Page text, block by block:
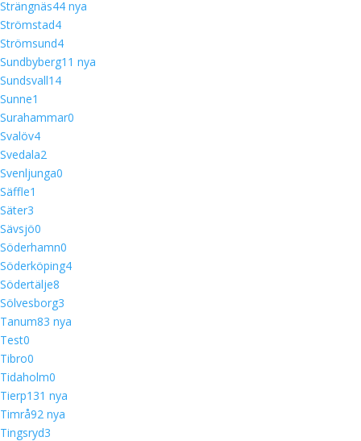
Strängnäs44 nya
Strömstad4
Strömsund4
Sundbyberg1 1 nya
Sundsvall14
Sunne1
Surahammar0
Svalöv4
Svedala2
Svenljunga0
Säffle1
Säter3
Sävsjö0
Söderhamn0
Söderköping4
Södertälje8
Sölvesborg3
Tanum83 nya
Test0
Tibro0
Tidaholm0
Tierp131 nya
Timrå92 nya
Tingsryd3